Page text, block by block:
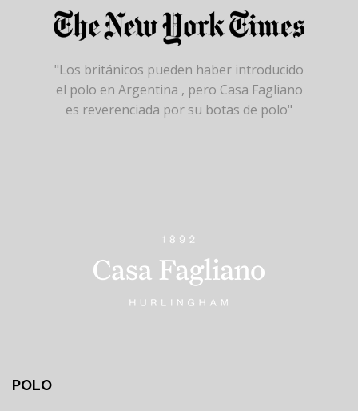
"Los británicos pueden haber introducido
el polo en Argentina , pero Casa Fagliano
es reverenciada por su botas de polo"
POLO